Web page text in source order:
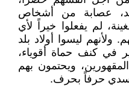
بلد، عصابة من أشخاص
لم يفعلوا خيراً لأي
ليسوا أولاد بلد
في كنف حماة أقوياء،
ويحتمون بهم
حرفاً بحرف.